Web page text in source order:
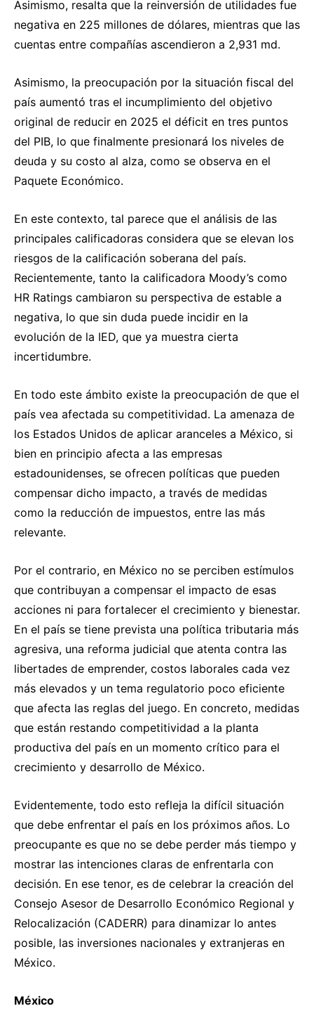
Asimismo, resalta que la reinversión de utilidades fue
negativa en 225 millones de dólares, mientras que las
cuentas entre compañías ascendieron a 2,931 md.
Asimismo, la preocupación por la situación fiscal del
país aumentó tras el incumplimiento del objetivo
original de reducir en 2025 el déficit en tres puntos
del PIB, lo que finalmente presionará los niveles de
deuda y su costo al alza, como se observa en el
Paquete Económico.
En este contexto, tal parece que el análisis de las
principales calificadoras considera que se elevan los
riesgos de la calificación soberana del país.
Recientemente, tanto la calificadora Moody’s como
HR Ratings cambiaron su perspectiva de estable a
negativa, lo que sin duda puede incidir en la
evolución de la IED, que ya muestra cierta
incertidumbre.
En todo este ámbito existe la preocupación de que el
país vea afectada su competitividad. La amenaza de
los Estados Unidos de aplicar aranceles a México, si
bien en principio afecta a las empresas
estadounidenses, se ofrecen políticas que pueden
compensar dicho impacto, a través de medidas
como la reducción de impuestos, entre las más
relevante.
Por el contrario, en México no se perciben estímulos
que contribuyan a compensar el impacto de esas
acciones ni para fortalecer el crecimiento y bienestar.
En el país se tiene prevista una política tributaria más
agresiva, una reforma judicial que atenta contra las
libertades de emprender, costos laborales cada vez
más elevados y un tema regulatorio poco eficiente
que afecta las reglas del juego. En concreto, medidas
que están restando competitividad a la planta
productiva del país en un momento crítico para el
crecimiento y desarrollo de México.
Evidentemente, todo esto refleja la difícil situación
que debe enfrentar el país en los próximos años. Lo
preocupante es que no se debe perder más tiempo y
mostrar las intenciones claras de enfrentarla con
decisión. En ese tenor, es de celebrar la creación del
Consejo Asesor de Desarrollo Económico Regional y
Relocalización (CADERR) para dinamizar lo antes
posible, las inversiones nacionales y extranjeras en
México.
México